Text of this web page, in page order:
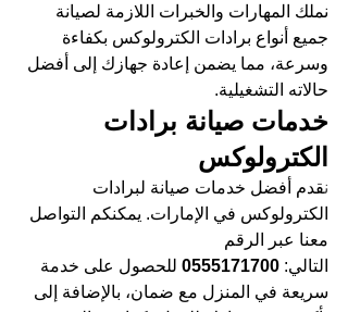
نملك المهارات والخبرات اللازمة لصيانة
جميع أنواع برادات الكترولوكس بكفاءة
وسرعة، مما يضمن إعادة جهازك إلى أفضل
حالاته التشغيلية.
خدمات صيانة برادات
الكترولوكس
نقدم أفضل خدمات صيانة لبرادات
الكترولوكس في الإمارات. يمكنكم التواصل
معنا عبر الرقم
التالي:
للحصول على خدمة
سريعة في المنزل مع ضمان، بالإضافة إلى